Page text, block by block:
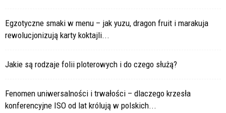
Egzotyczne smaki w menu – jak yuzu, dragon fruit i marakuja
rewolucjonizują karty koktajli...
Jakie są rodzaje folii ploterowych i do czego służą?
Fenomen uniwersalności i trwałości – dlaczego krzesła
konferencyjne ISO od lat królują w polskich...